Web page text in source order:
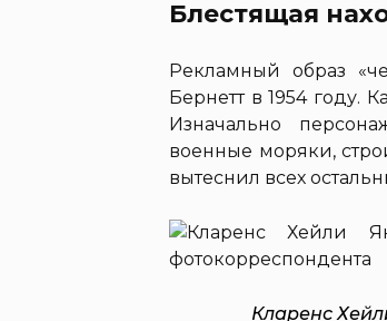
Блестящая
Рекламный образ
Бернетт в 1954 году.
Изначально
военные моряки,
вытеснил всех
Кларенс